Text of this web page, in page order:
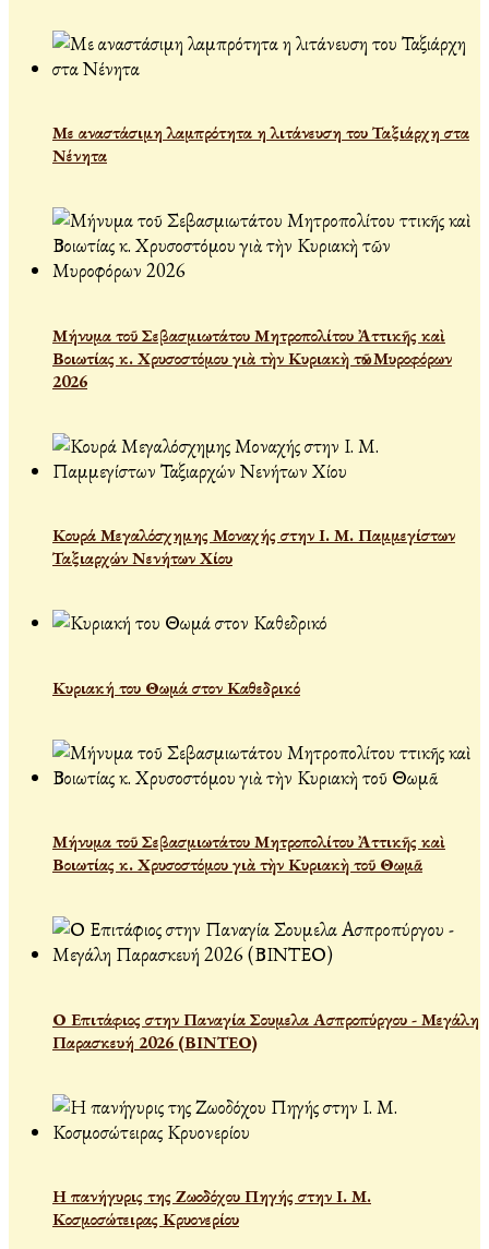
Με αναστάσιμη λαμπρότητα η λιτάνευση του Ταξιάρχη στα
Νένητα
Μήνυμα τοῦ Σεβασμιωτάτου Μητροπολίτου Ἀττικῆς καὶ
Βοιωτίας κ. Χρυσοστόμου γιὰ τὴν Κυριακὴ τῶν Μυροφόρων
2026
Κουρά Μεγαλόσχημης Μοναχής στην Ι. Μ. Παμμεγίστων
Ταξιαρχών Νενήτων Χίου
Κυριακή του Θωμά στον Καθεδρικό
Μήνυμα τοῦ Σεβασμιωτάτου Μητροπολίτου Ἀττικῆς καὶ
Βοιωτίας κ. Χρυσοστόμου γιὰ τὴν Κυριακὴ τοῦ Θωμᾶ
Ο Επιτάφιος στην Παναγία Σουμελα Ασπροπύργου - Μεγάλη
Παρασκευή 2026 (ΒΙΝΤΕΟ)
Η πανήγυρις της Ζωοδόχου Πηγής στην Ι. Μ.
Κοσμοσώτειρας Κρυονερίου